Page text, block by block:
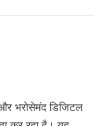
भरोसेमंद डिजिटल